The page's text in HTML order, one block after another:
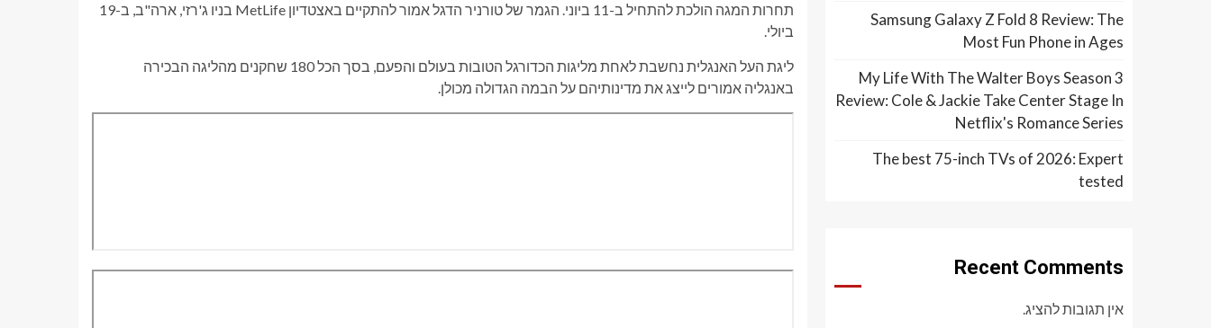
תחרות המגה הולכת להתחיל ב-11 ביוני. הגמר של טורניר הדגל אמור להתקיים באצטדיון MetLife בניו ג'רזי, ארה"ב, ב-19
ביולי.
ליגת העל האנגלית נחשבת לאחת מליגות הכדורגל הטובות בעולם והפעם, בסך הכל 180 שחקנים מהליגה הבכירה
באנגליה אמורים לייצג את מדינותיהם על הבמה הגדולה מכולן.
Samsung Galaxy Z Fold 8 Review: The
Most Fun Phone in Ages
My Life With The Walter Boys Season 3
Review: Cole & Jackie Take Center Stage In
Netflix's Romance Series
The best 75-inch TVs of 2026: Expert
tested
Recent Comments
אין תגובות להציג.